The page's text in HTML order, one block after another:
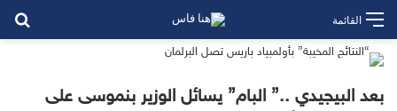
القائمة
بعد البيجيدي ..” البام” يسائل الوزير بنموسى على